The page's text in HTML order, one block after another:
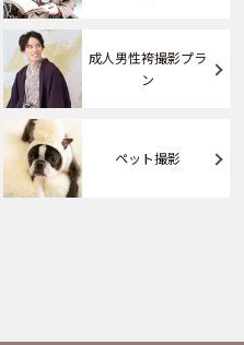
成人男性袴撮影プラ
ン
ペット撮影